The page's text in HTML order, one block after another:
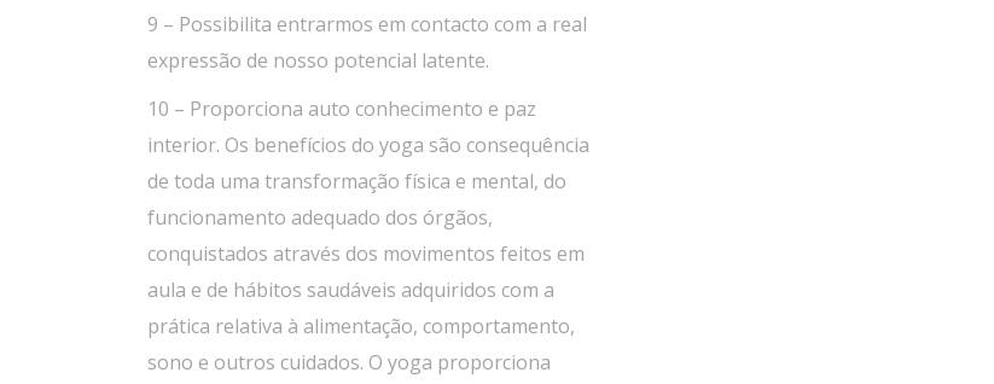
9 – Possibilita entrarmos em contacto com a real
expressão de nosso potencial latente.
10 – Proporciona auto conhecimento e paz
interior. Os benefícios do yoga são consequência
de toda uma transformação física e mental, do
funcionamento adequado dos órgãos,
conquistados através dos movimentos feitos em
aula e de hábitos saudáveis adquiridos com a
prática relativa à alimentação, comportamento,
sono e outros cuidados. O yoga proporciona